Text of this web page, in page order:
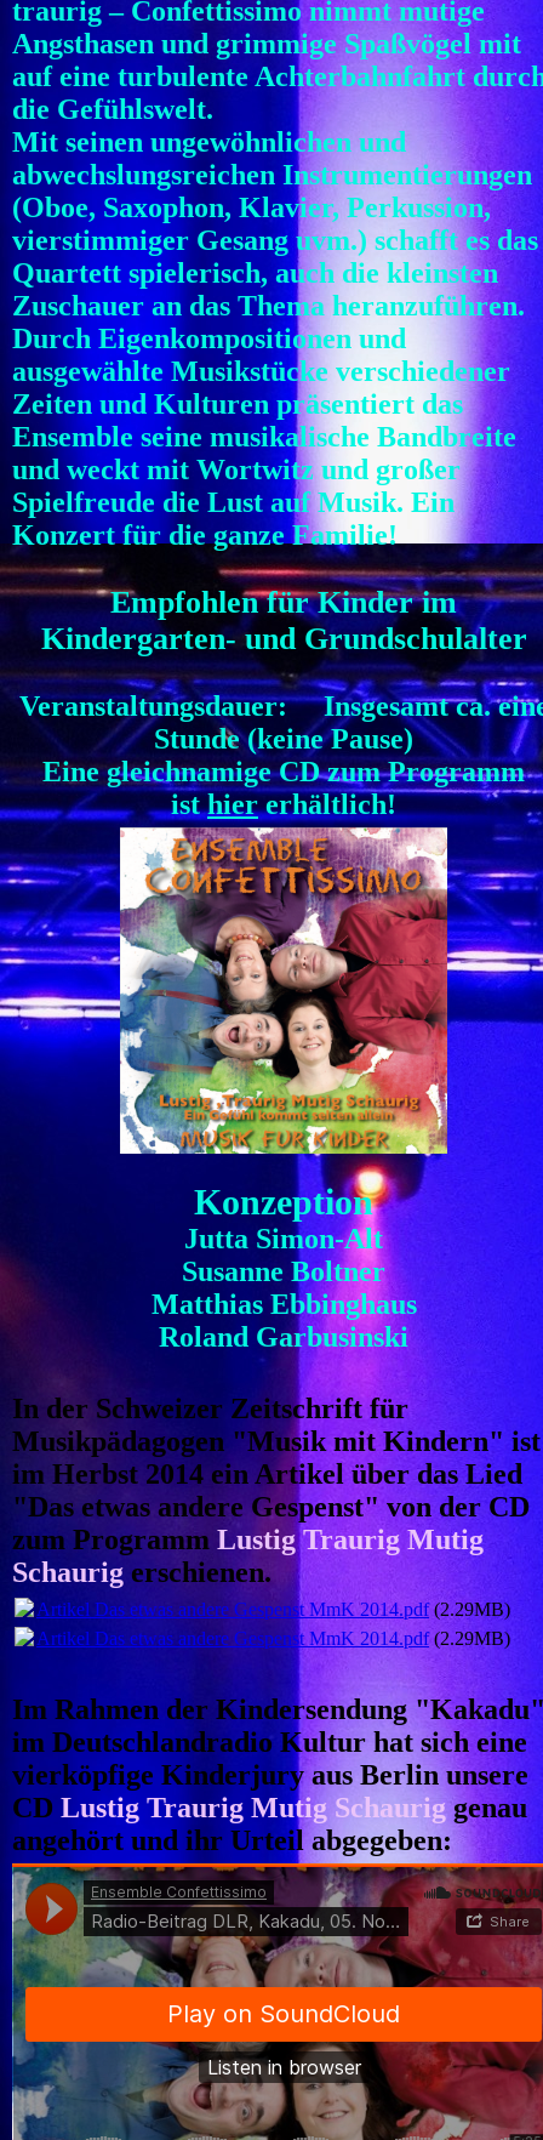
traurig – Confettissimo nimmt mutige
Angsthasen und grimmige Spaßvögel mit
auf eine turbulente Achterbahnfahrt
die Gefühlswelt.
Mit seinen ungewöhnlichen und
abwechslungsreichen Instrumentierungen
(Oboe, Saxophon, Klavier, Perkussion,
vierstimmiger Gesang uvm.) schafft es das
Quartett spielerisch, auch die kleinsten
Zuschauer an das Thema heranzuführen.
Durch Eigenkompositionen und
ausgewählte Musikstücke verschiedener
Zeiten und Kulturen präsentiert das
Ensemble seine musikalische Bandbreite
und weckt mit Wortwitz und großer
Spielfreude die Lust auf Musik. Ein
Konzert für die ganze Familie!
Empfohlen für Kinder im
Kindergarten- und Grundschulalter
Veranstaltungsdauer: Insgesamt ca.
Stunde (keine Pause)
Eine gleichnamige CD zum Programm
isthier erhältlich!
Konzeption
Jutta Simon-Alt
Susanne Boltner
Matthias Ebbinghaus
Roland Garbusinski
In der Schweizer Zeitschrift für
Musikpädagogen "Musik mit Kindern" ist
im Herbst 2014 ein Artikel über das Lied
"Das etwas andere Gespenst" von der CD
zum Programm Lustig Traurig Mutig
Schaurig erschienen.
Artikel Das etwas andere Gespenst MmK 2014.pdf(2.29MB)
Artikel Das etwas andere Gespenst MmK 2014.pdf(2.29MB)
Im Rahmen der Kindersendung
im Deutschlandradio Kultur hat sich eine
vierköpfige Kinderjury aus Berlin unsere
CD Lustig Traurig Mutig Schauriggenau
angehört und ihr Urteil abgegeben: